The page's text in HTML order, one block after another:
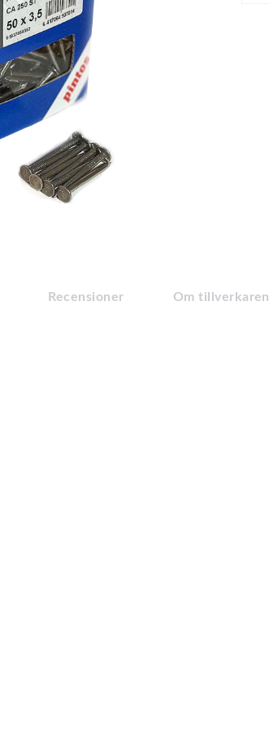
Recensioner Om tillverkaren